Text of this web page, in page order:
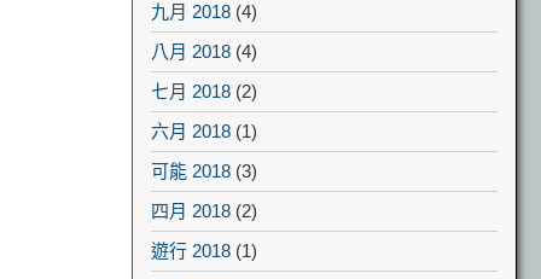
九月 2018 (4)
八月 2018 (4)
七月 2018 (2)
六月 2018 (1)
可能 2018 (3)
四月 2018 (2)
遊行 2018 (1)